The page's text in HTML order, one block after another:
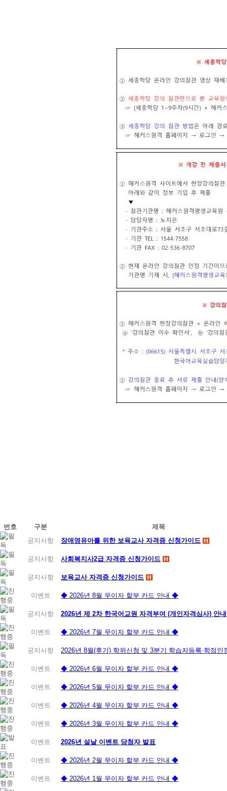
번호 구분
제목
공지사항
장애영유아를 위한 보육교사 자격증 신청가이드
공지사항 사회복지사2급 자격증 신청가이드
공지사항 보육교사 자격증 신청가이드
이벤트 ◆ 2026년 8월 무이자 할부 카드 안내 ◆
공지사항 2026년 제 2차 한국어교원 자격부여 (개인자격심사) 안내
이벤트 ◆ 2026년 7월 무이자 할부 카드 안내 ◆
공지사항 2026년 8월(후기) 학위신청 및 3분기 학습자등록·학점
이벤트 ◆ 2026년 6월 무이자 할부 카드 안내 ◆
이벤트 ◆ 2026년 5월 무이자 할부 카드 안내 ◆
이벤트 ◆ 2026년 4월 무이자 할부 카드 안내 ◆
이벤트 ◆ 2026년 3월 무이자 할부 카드 안내 ◆
이벤트 2026년 설날 이벤트 당첨자 발표
이벤트 ◆ 2026년 2월 무이자 할부 카드 안내 ◆
이벤트 ◆ 2026년 1월 무이자 할부 카드 안내 ◆